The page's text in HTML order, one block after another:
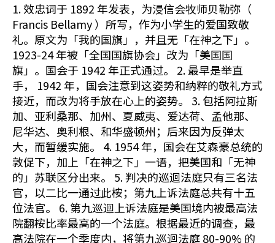
1. 效忠词于 1892 年发表，为浸信会牧师贝勒弥（
Francis Bellamy ）所写，作为小学生的爱国致敬
礼。原文为「我的国旗」，并且无「在神之下」。
1923-24 年被「全国国旗协会」改为「美国国
旗」。国会于 1942 年正式通过。 2. 最早是举直
手， 1942 年，国会注意到这姿势和纳粹的敬礼方式
接近，而改为将手放在心上的姿势。 3. 包括阿拉斯
加、亚利桑那、加州、夏威夷、爱达荷、孟他那、
尼华达、奥利根、和华盛顿州；后来因为反弹太
大，而暂缓实施。 4. 1954 年，国会在艾森豪总统的
敦促下，加上「在神之下」一语，把美国和「无神
的」苏联区分出来。 5. 判决的巡迴法庭只有三名法
官，以二比一通过此桉；第九上诉法庭总共有十五
位法官。 6. 第九巡迴上诉法庭是美国境内被最高法
院翻桉比率最高的一个法庭。根据最近的调查，最
高法院在一个季度内，将第九巡迴法庭 80-90% 的